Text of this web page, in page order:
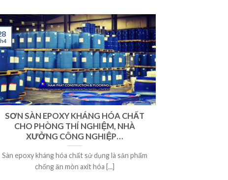
SƠN SÀN EPOXY KHÁNG HÓA CHẤT
CHO PHÒNG THÍ NGHIỆM, NHÀ
XƯỞNG CÔNG NGHIỆP…
Sàn epoxy kháng hóa chất sử dụng là sản phẩm
chống ăn mòn axit hóa [...]